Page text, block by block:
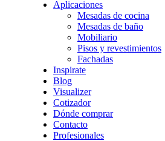
Aplicaciones
Mesadas de cocina
Mesadas de baño
Mobiliario
Pisos y revestimientos
Fachadas
Inspirate
Blog
Visualizer
Cotizador
Dónde comprar
Contacto
Profesionales